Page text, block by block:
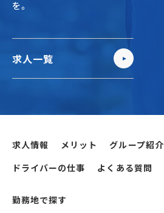
を。
求人一覧
求人情報 メリット グループ紹介
ドライバーの仕事
よくある質問
勤務地で探す